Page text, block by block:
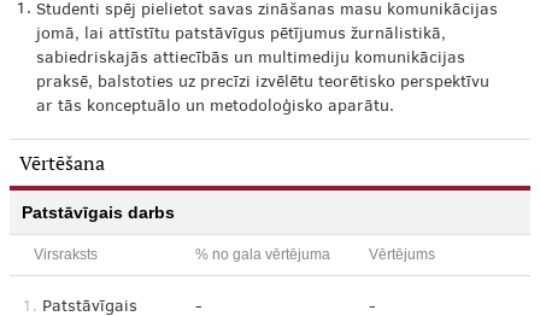
1. Studenti spēj pielietot savas zināšanas masu komunikācijas
jomā, lai attīstītu patstāvīgus pētījumus žurnālistikā,
sabiedriskajās attiecībās un multimediju komunikācijas
praksē, balstoties uz precīzi izvēlētu teorētisko perspektīvu
ar tās konceptuālo un metodoloģisko aparātu.
Vērtēšana
Patstāvīgais darbs
Virsraksts % no gala vērtējuma Vērtējums
1. Patstāvīgais
- -